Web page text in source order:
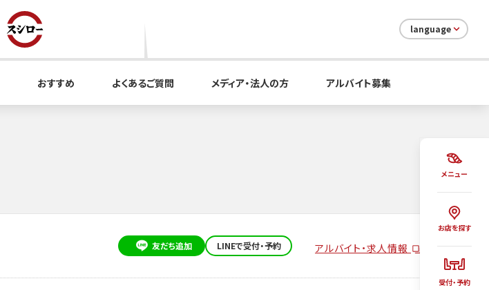
メニュー
お店を探す
受付・予約
language
おすすめ よくあるご質問 メディア・法人の方 アルバイト募集
友だち追加 LINEで受付・予約 アルバイト・求人情報